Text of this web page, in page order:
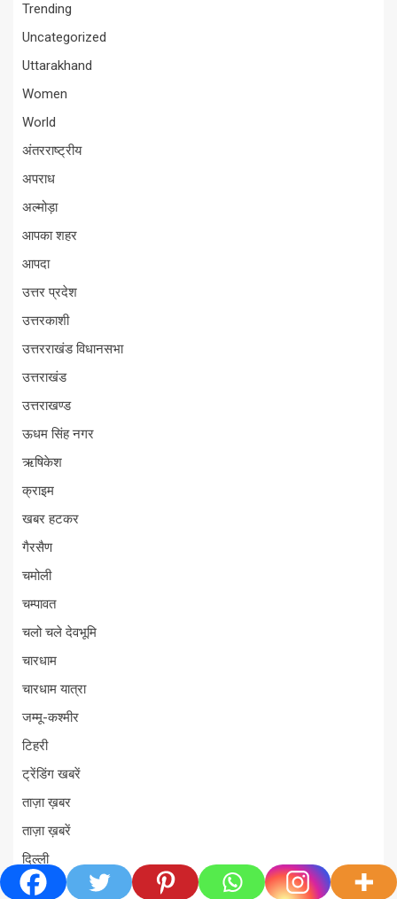
Trending
Uncategorized
Uttarakhand
Women
World
अंतरराष्ट्रीय
अपराध
अल्मोड़ा
आपका शहर
आपदा
उत्तर प्रदेश
उत्तरकाशी
उत्तरराखंड विधानसभा
उत्तराखंड
उत्तराखण्ड
ऊधम सिंह नगर
ऋषिकेश
क्राइम
खबर हटकर
गैरसैण
चमोली
चम्पावत
चलो चले देवभूमि
चारधाम
चारधाम यात्रा
जम्मू-कश्मीर
टिहरी
ट्रेंडिंग खबरें
ताज़ा ख़बर
ताज़ा ख़बरें
दिल्ली
दुर्घटना